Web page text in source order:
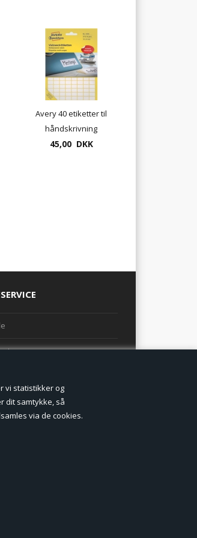
vi statistikker og
dit samtykke, så
via de cookies.
Avery 40 etiketter til
håndskrivning
multietiketter - mange
45,00 DKK
betingelser